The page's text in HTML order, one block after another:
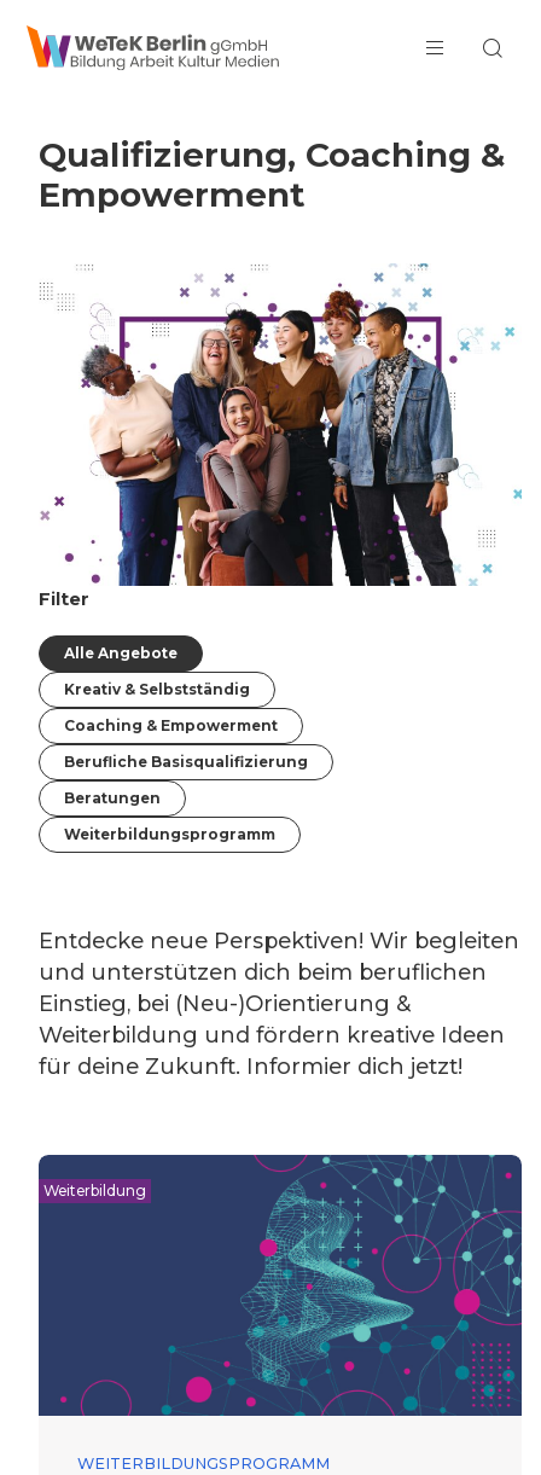
zum Inhalt springen
Qualifizierung, Coaching &
Empowerment
Filter
Alle Angebote
Kreativ & Selbstständig
Coaching & Empowerment
Berufliche Basisqualifizierung
Beratungen
Weiterbildungsprogramm
Entdecke neue Perspektiven! Wir begleiten
und unterstützen dich beim beruflichen
Einstieg, bei (Neu-)Orientierung &
Weiterbildung und fördern kreative Ideen
für deine Zukunft. Informier dich jetzt!
Weiterbildung
WEITERBILDUNGSPROGRAMM